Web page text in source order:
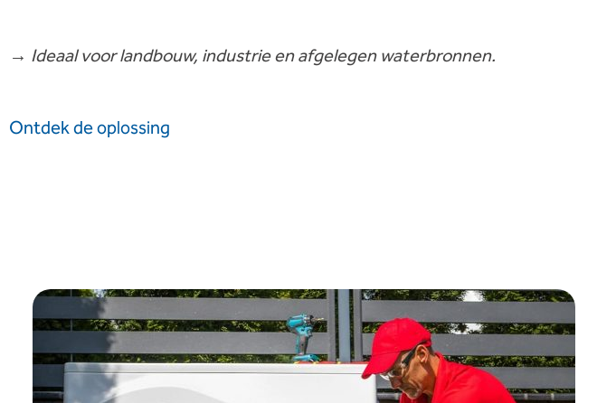
→ Ideaal voor landbouw, industrie en afgelegen waterbronnen.
Ontdek de oplossing